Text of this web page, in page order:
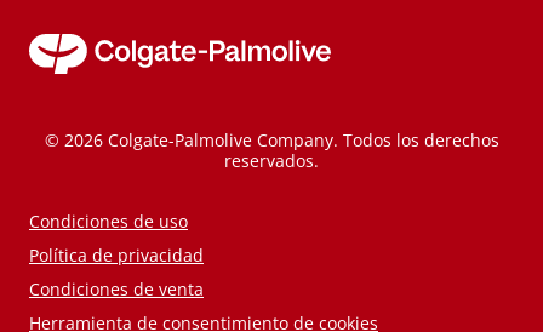
© 2026 Colgate-Palmolive Company. Todos los derechos
reservados.
Condiciones de uso
Política de privacidad
Condiciones de venta
Herramienta de consentimiento de cookies